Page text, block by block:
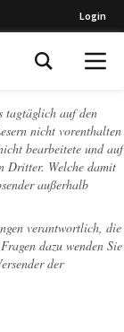
Login
tagtäglich auf den
nicht vorenthalten
bearbeitete und auf
Dritter. Welche damit
außerhalb
verantwortlich, die
dazu wenden Sie
der